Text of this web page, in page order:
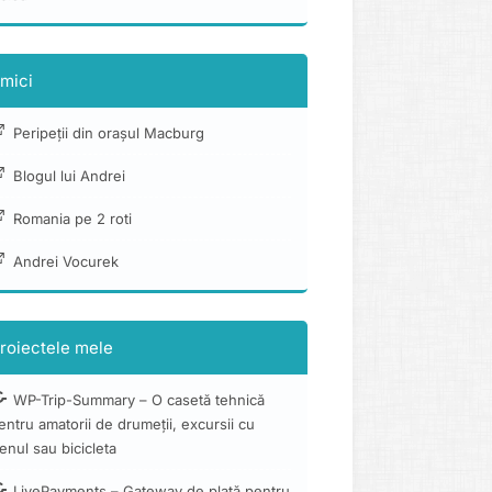
Peripeții din orașul Macburg
Blogul lui Andrei
Romania pe 2 roti
Andrei Vocurek
mele
WP-Trip-Summary – O casetă tehnică
amatorii de drumeții, excursii cu
sau bicicleta